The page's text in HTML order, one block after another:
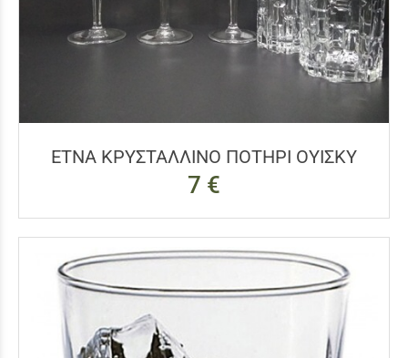
ΕΤΝΑ ΚΡΥΣΤΑΛΛΙΝΟ ΠΟΤΗΡΙ ΟΥΙΣΚΥ
7 €